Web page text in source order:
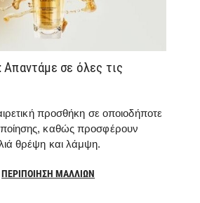
Απαντάμε σε όλες τις
προσθήκη σε οποιοδήποτε
καθώς προσφέρουν
θρέψη και λάμψη.
ΠΕΡΙΠΟΊΗΣΗ ΜΑΛΛΙΏΝ